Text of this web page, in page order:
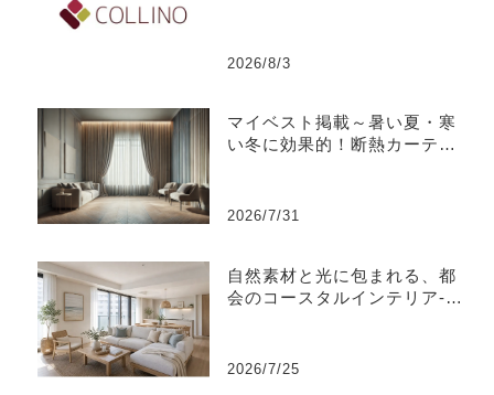
2026/8/3
マイベスト掲載～暑い夏・寒
い冬に効果的！断熱カーテン
2026/7/31
自然素材と光に包まれる、都
会のコースタルインテリア-江
2026/7/25